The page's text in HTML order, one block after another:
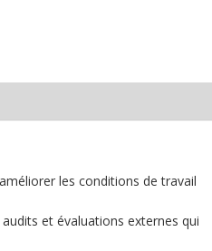
les conditions de travail
et évaluations externes qui